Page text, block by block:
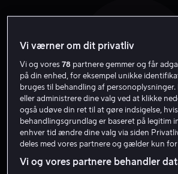
S S
Sorosh
Skuespiller
Vi værner om dit privatliv
Vi og vores78 partnere gemmer og får
på din enhed, for eksempel unikke
bruges til behandling af personoplysninger.
eller administrere dine valg ved at klikke
også udøve din ret til at gøre indsigelse,
behandlingsgrundlag er baseret på legitim
enhver tid ændre dine valg via siden
deles med vores partnere og gælder kun for
Vi og vores partnere behandler